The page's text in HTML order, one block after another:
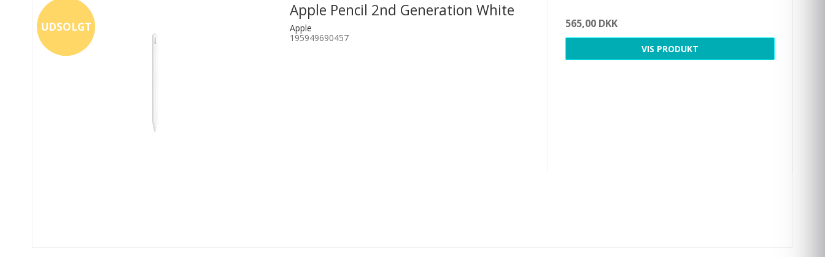
UDSOLGT
Apple Pencil 2nd Generation White
Apple
195949690457
565,00 DKK
VIS PRODUKT